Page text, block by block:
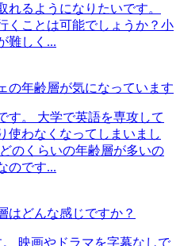
るようになりたいです。
くことは可能でしょうか？小
難しく...
の年齢層が気になっています
す。 大学で英語を専攻して
使わなくなってしまいまし
のくらいの年齢層が多いの
のです...
はどんな感じですか？
映画やドラマを字幕なしで